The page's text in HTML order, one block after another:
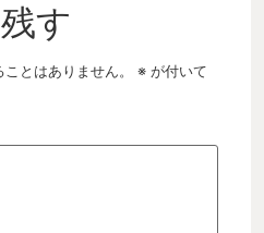
す
とはありません。 ※ が付いて